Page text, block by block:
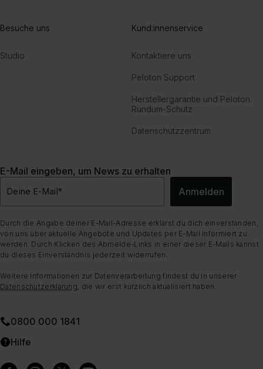
Besuche uns
Studio
Kund:innenservice
Kontaktiere uns
Peloton Support
Herstellergarantie und Peloton
Rundum-Schutz
Datenschutzzentrum
E-Mail eingeben, um News zu erhalten
Deine E-Mail* Anmelden
Durch die Angabe deiner E-Mail-Adresse erklärst du dich einverstanden,
von uns über aktuelle Angebote und Updates per E-Mail informiert zu
werden. Durch Klicken des Abmelde-Links in einer dieser E-Mails kannst
du dieses Einverständnis jederzeit widerrufen.
Weitere Informationen zur Datenverarbeitung findest du in unserer
Datenschutzerklärung , die wir erst kürzlich aktualisiert haben.
0800 000 1841
Hilfe